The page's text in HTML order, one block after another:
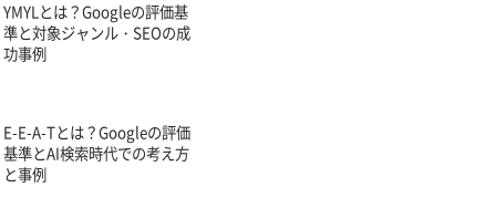
YMYLとは？Googleの評価基
準と対象ジャンル・SEOの成
功事例
E-E-A-Tとは？Googleの評価
基準とAI検索時代での考え方
と事例